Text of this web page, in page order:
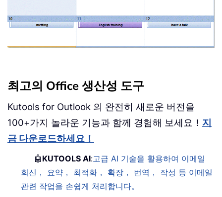
최고의 Office 생산성 도구
Kutools for Outlook 의 완전히 새로운 버전을
100+가지 놀라운 기능과 함께 경험해 보세요！ 지
금 다운로드하세요！
🤖 KUTOOLS AI:고급 AI 기술을 활용하여 이메일
회신， 요약， 최적화， 확장， 번역， 작성 등 이메일
관련 작업을 손쉽게 처리합니다。